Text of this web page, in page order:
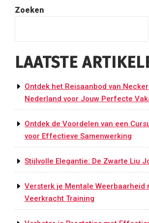
Zoeken
LAATSTE
Ontdek het Reisaanbod van
Nederland voor Jouw Perfecte
Ontdek de Voordelen van een
voor Effectieve Samenwerking
Stijlvolle Elegantie: De Zwarte Liu
Versterk je Mentale Weerbaarheid
Veerkracht Training